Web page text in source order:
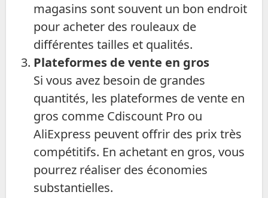
magasins sont souvent un bon endroit
pour acheter des rouleaux de
différentes tailles et qualités.
Plateformes de vente en gros
Si vous avez besoin de grandes
quantités, les plateformes de vente en
gros comme Cdiscount Pro ou
AliExpress peuvent offrir des prix très
compétitifs. En achetant en gros, vous
pourrez réaliser des économies
substantielles.